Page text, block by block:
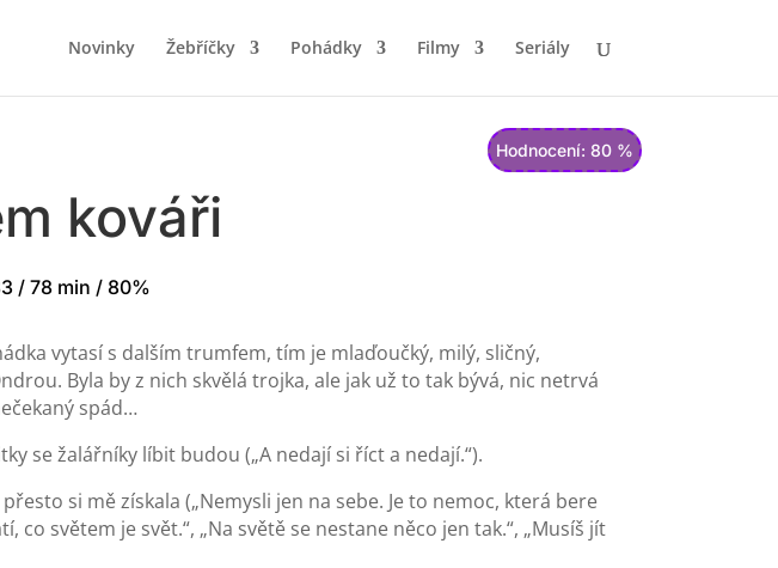
Novinky Žebříčky Pohádky Filmy Seriály
Hodnocení: 80 %
kováři
/ 78 min / 80%
vytasí s dalším trumfem, tím je mlaďoučký, milý, sličný,
Byla by z nich skvělá trojka, ale jak už to tak bývá, nic netrvá
spád…
se žalářníky líbit budou („A nedají si říct a nedají.“).
si mě získala („Nemysli jen na sebe. Je to nemoc, která bere
co světem je svět.“, „Na světě se nestane něco jen tak.“, „Musíš jít